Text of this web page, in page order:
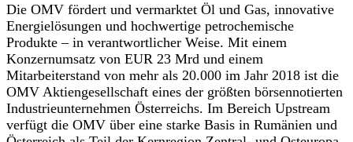
Die OMV fördert und vermarktet Öl und Gas, innovative
Energielösungen und hochwertige petrochemische
Produkte – in verantwortlicher Weise. Mit einem
Konzernumsatz von EUR 23 Mrd und einem
Mitarbeiterstand von mehr als 20.000 im Jahr 2018 ist die
OMV Aktiengesellschaft eines der größten börsennotierten
Industrieunternehmen Österreichs. Im Bereich Upstream
verfügt die OMV über eine starke Basis in Rumänien und